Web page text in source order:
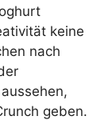
keine
nach
geben.